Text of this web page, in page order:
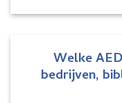
Welke
bedrijven,